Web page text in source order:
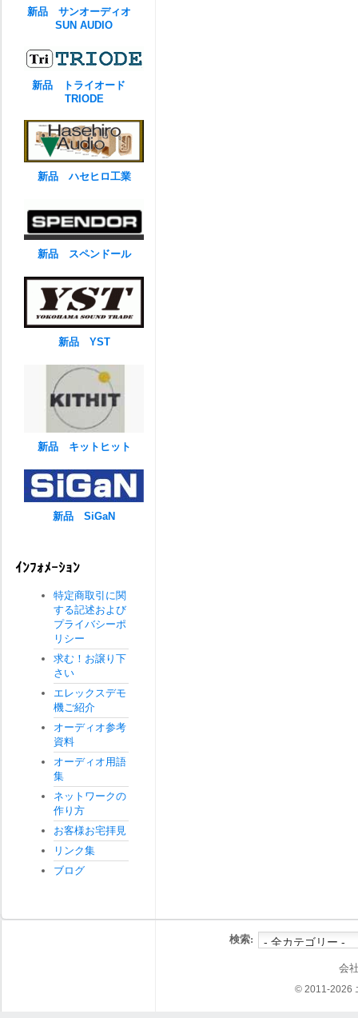
新品 サンオーディオ
SUN AUDIO
新品 トライオード
TRIODE
新品 ハセヒロ工業
新品 スペンドール
新品 YST
新品 キットヒット
新品 SiGaN
ｲﾝﾌｫﾒｰｼｮﾝ
特定商取引に関
する記述および
プライバシーポ
リシー
求む！お譲り下
さい
エレックスデモ
機ご紹介
オーディオ参考
資料
オーディオ用語
集
ネットワークの
作り方
お客様お宅拝見
リンク集
ブログ
検索:
会
© 2011-2026